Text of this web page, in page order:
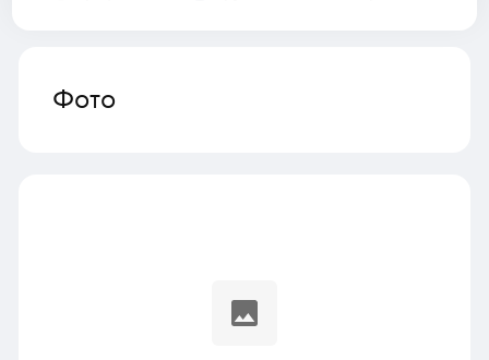
Фото